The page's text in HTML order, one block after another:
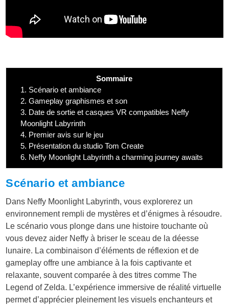
Sommaire
1. Scénario et ambiance
2. Gameplay graphismes et son
3. Date de sortie et casques VR compatibles Neffy
Moonlight Labyrinth
4. Premier avis sur le jeu
5. Présentation du studio Tom Create
6. Neffy Moonlight Labyrinth a charming journey awaits
Scénario et ambiance
Dans Neffy Moonlight Labyrinth, vous explorerez un
environnement rempli de mystères et d’énigmes à résoudre.
Le scénario vous plonge dans une histoire touchante où
vous devez aider Neffy à briser le sceau de la déesse
lunaire. La combinaison d’éléments de réflexion et de
gameplay offre une ambiance à la fois captivante et
relaxante, souvent comparée à des titres comme The
Legend of Zelda. L’expérience immersive de réalité virtuelle
permet d’apprécier pleinement les visuels enchanteurs et